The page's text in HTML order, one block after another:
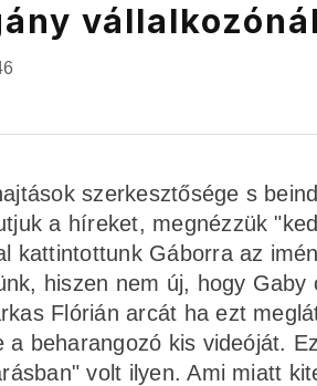
szerkesztősége s
a híreket, megnézzük
kattintottunk Gáborra az
hiszen nem új, hogy
Flórián arcát ha ezt
beharangozó kis videóját.
volt ilyen. Ami miatt